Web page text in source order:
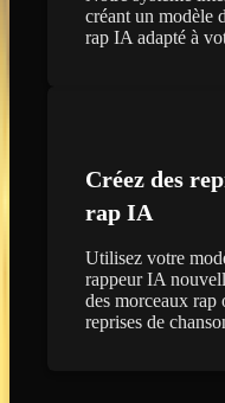
créant un modèle
rap IA adapté à
Créez des
rap IA
Utilisez votre
rappeur IA
des morceaux rap
reprises de